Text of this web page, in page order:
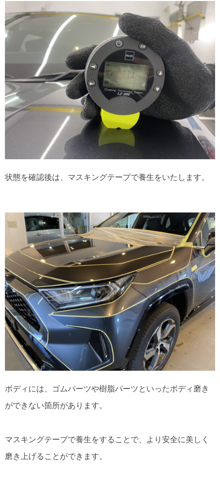
状態を確認後は、マスキングテープで養生をいたします。
ボディには、ゴムパーツや樹脂パーツといったボディ磨き
ができない箇所があります。
マスキングテープで養生をすることで、より安全に美しく
磨き上げることができます。